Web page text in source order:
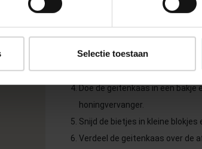
Selectie toestaan
olie.
Bak de broodjes 10 min op 180
onder).
Doe de geitenkaas in een bakje
honingvervanger.
Snijd de bietjes in kleine blokjes
Verdeel de geitenkaas over de